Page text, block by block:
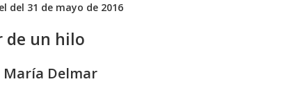
del 31 de mayo de 2016
de un hilo
María Delmar